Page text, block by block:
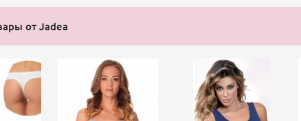
от Jadea